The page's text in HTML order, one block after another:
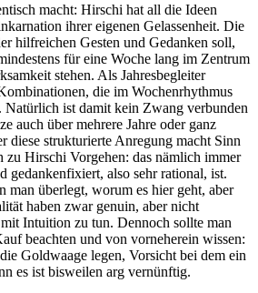
macht: Hirschi hat all die Ideen
ihrer eigenen Gelassenheit. Die
hilfreichen Gesten und Gedanken soll,
für eine Woche lang im Zentrum
stehen. Als Jahresbegleiter
die im Wochenrhythmus
ist damit kein Zwang verbunden
auch über mehrere Jahre oder ganz
diese strukturierte Anregung macht Sinn
zu Hirschi Vorgehen: das nämlich immer
gedankenfixiert, also sehr rational, ist.
man überlegt, worum es hier geht, aber
haben zwar genuin, aber nicht
Intuition zu tun. Dennoch sollte man
beachten und von vorneherein wissen:
Goldwaage legen, Vorsicht bei dem ein
es ist bisweilen arg vernünftig.